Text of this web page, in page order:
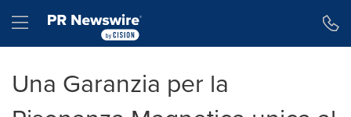
Hamburger menu
Una Garanzia per la